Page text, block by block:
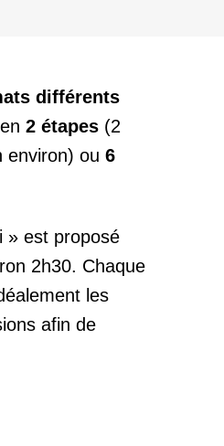
différents
2 étapes (2
environ) ou 6
» est proposé
2h30. Chaque
les
afin de